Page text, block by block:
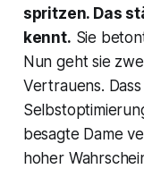
spritzen. Das
kennt. Sie
Nun geht sie
Vertrauens.
besagte Dame
hoher